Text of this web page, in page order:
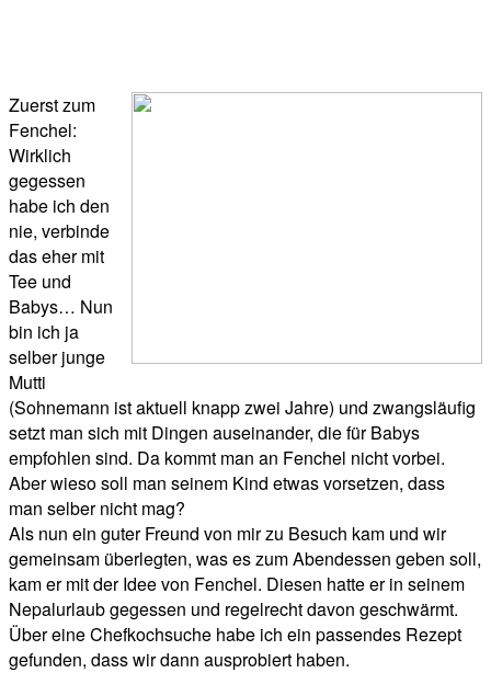
Zuerst zum
Fenchel:
Wirklich
gegessen
habe ich den
nie, verbinde
das eher mit
Tee und
Babys… Nun
bin ich ja
selber junge
Mutti
(Sohnemann ist aktuell knapp zwei Jahre) und zwangsläufig
setzt man sich mit Dingen auseinander, die für Babys
empfohlen sind. Da kommt man an Fenchel nicht vorbei.
Aber wieso soll man seinem Kind etwas vorsetzen, dass
man selber nicht mag?
Als nun ein guter Freund von mir zu Besuch kam und wir
gemeinsam überlegten, was es zum Abendessen geben soll,
kam er mit der Idee von Fenchel. Diesen hatte er in seinem
Nepalurlaub gegessen und regelrecht davon geschwärmt.
Über eine Chefkochsuche habe ich ein passendes Rezept
gefunden, dass wir dann ausprobiert haben.